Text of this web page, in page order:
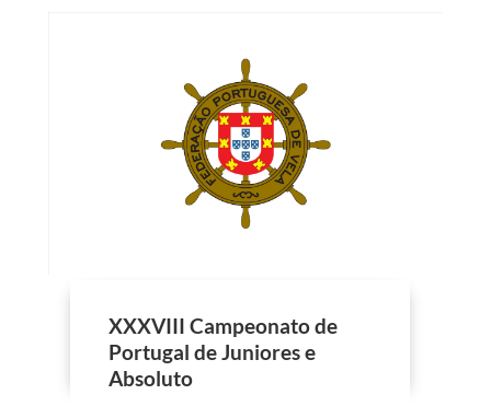
XXXVIII Campeonato de
Portugal de Juniores e
Absoluto